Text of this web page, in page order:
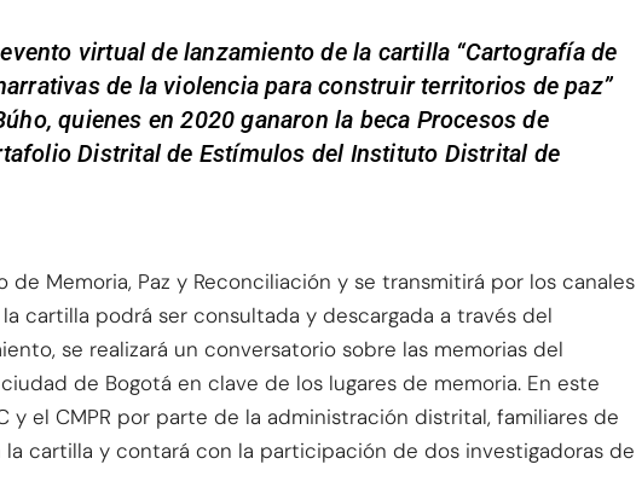
virtual de lanzamiento de la cartilla “Cartografía de
de la violencia para construir territorios de paz”
quienes en 2020 ganaron la beca Procesos de
Distrital de Estímulos del Instituto Distrital de
Memoria, Paz y Reconciliación y se transmitirá por los canales
cartilla podrá ser consultada y descargada a través del
se realizará un conversatorio sobre las memorias del
de Bogotá en clave de los lugares de memoria. En este
el CMPR por parte de la administración distrital, familiares de
cartilla y contará con la participación de dos investigadoras de